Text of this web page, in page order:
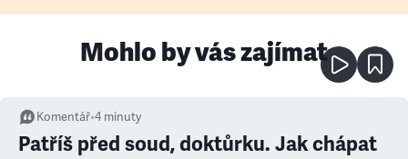
Mohlo by vás zajímat
Komentář•4 minuty
Patříš před soud, doktůrku. Jak chápat